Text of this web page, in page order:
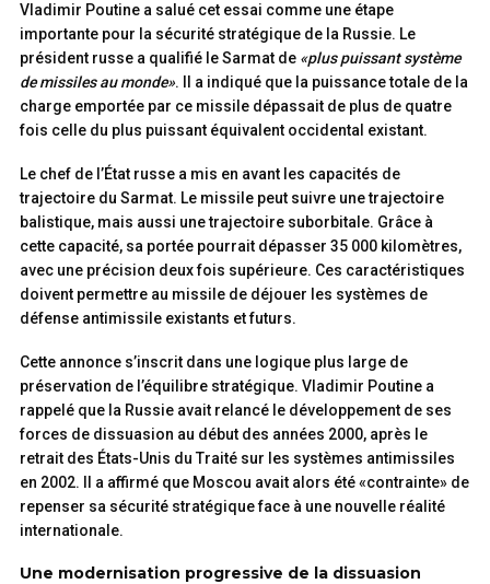
Vladimir Poutine a salué cet essai comme une étape
importante pour la sécurité stratégique de la Russie. Le
président russe a qualifié le Sarmat de «plus puissant système
de missiles au monde». Il a indiqué que la puissance totale de la
charge emportée par ce missile dépassait de plus de quatre
fois celle du plus puissant équivalent occidental existant.
Le chef de l’État russe a mis en avant les capacités de
trajectoire du Sarmat. Le missile peut suivre une trajectoire
balistique, mais aussi une trajectoire suborbitale. Grâce à
cette capacité, sa portée pourrait dépasser 35 000 kilomètres,
avec une précision deux fois supérieure. Ces caractéristiques
doivent permettre au missile de déjouer les systèmes de
défense antimissile existants et futurs.
Cette annonce s’inscrit dans une logique plus large de
préservation de l’équilibre stratégique. Vladimir Poutine a
rappelé que la Russie avait relancé le développement de ses
forces de dissuasion au début des années 2000, après le
retrait des États-Unis du Traité sur les systèmes antimissiles
en 2002. Il a affirmé que Moscou avait alors été «contrainte» de
repenser sa sécurité stratégique face à une nouvelle réalité
internationale.
Une modernisation progressive de la dissuasion